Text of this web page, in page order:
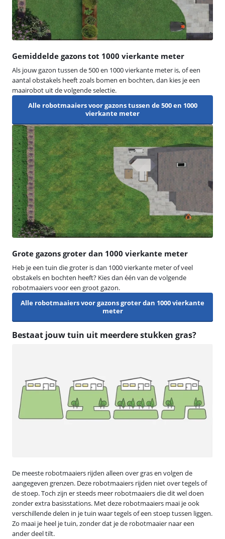
Gemiddelde gazons tot 1000 vierkante meter
Als jouw gazon tussen de 500 en 1000 vierkante meter is, of een
aantal obstakels heeft zoals bomen en bochten, dan kies je een
maairobot uit de volgende selectie.
Alle robotmaaiers voor gazons tussen de 500 en 1000
vierkante meter
Grote gazons groter dan 1000 vierkante meter
Heb je een tuin die groter is dan 1000 vierkante meter of veel
obstakels en bochten heeft? Kies dan één van de volgende
robotmaaiers voor een groot gazon.
Alle robotmaaiers voor gazons groter dan 1000 vierkante
meter
Bestaat jouw tuin uit meerdere stukken gras?
De meeste robotmaaiers rijden alleen over gras en volgen de
aangegeven grenzen. Deze robotmaaiers rijden niet over tegels of
de stoep. Toch zijn er steeds meer robotmaaiers die dit wel doen
zonder extra basisstations. Met deze robotmaaiers maai je ook
verschillende delen in je tuin waar tegels of een stoep tussen liggen.
Zo maai je heel je tuin, zonder dat je de robotmaaier naar een
ander deel tilt.